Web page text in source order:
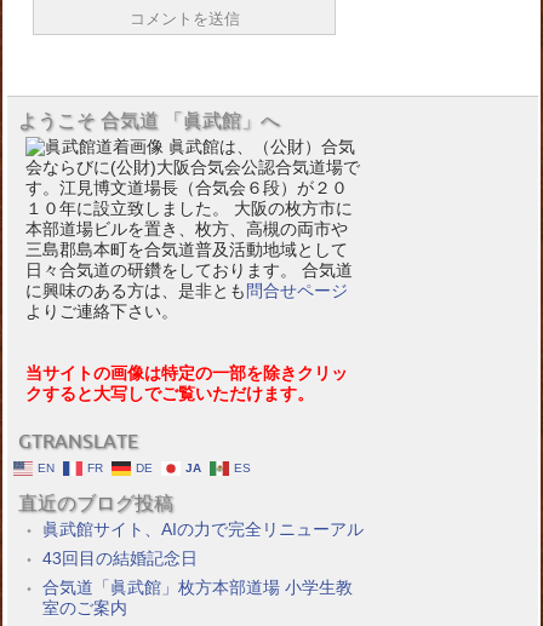
ようこそ 合気道 「眞武館」へ
眞武館は、（公財）合気
会ならびに(公財)大阪合気会公認合気道場で
す。江見博文道場長（合気会６段）が２０
１０年に設立致しました。 大阪の枚方市に
本部道場ビルを置き、枚方、高槻の両市や
三島郡島本町を合気道普及活動地域として
日々合気道の研鑽をしております。 合気道
に興味のある方は、是非とも 問合せページ
よりご連絡下さい。
当サイトの画像は特定の一部を除きクリッ
クすると大写しでご覧いただけます。
GTRANSLATE
EN FR DE JA ES
直近のブログ投稿
眞武館サイト、AIの力で完全リニューアル
43回目の結婚記念日
合気道「眞武館」枚方本部道場 小学生教
室のご案内